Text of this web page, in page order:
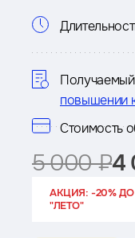
о
курсе
повышении
Стоимость
5 000 ₽4
АКЦИЯ: -20%
"ЛЕТО"